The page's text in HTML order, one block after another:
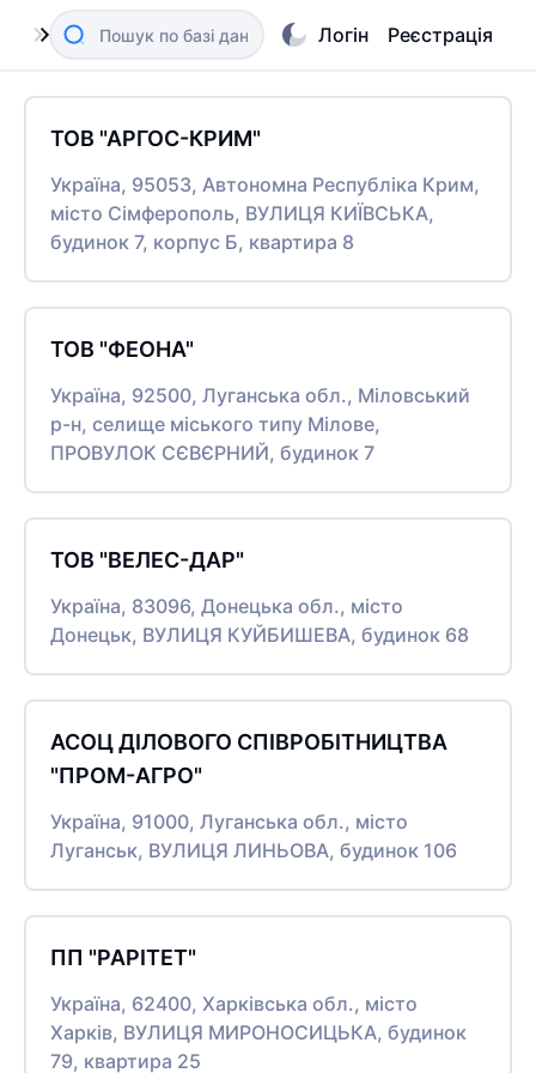
Логін Реєстрація
ТОВ "АРГОС-КРИМ"
Україна, 95053, Автономна Республіка Крим,
місто Сімферополь, ВУЛИЦЯ КИЇВСЬКА,
будинок 7, корпус Б, квартира 8
ТОВ "ФЕОНА"
Україна, 92500, Луганська обл., Міловський
р-н, селище міського типу Мілове,
ПРОВУЛОК СЄВЄРНИЙ, будинок 7
ТОВ "ВЕЛЕС-ДАР"
Україна, 83096, Донецька обл., місто
Донецьк, ВУЛИЦЯ КУЙБИШЕВА, будинок 68
АСОЦ ДІЛОВОГО СПІВРОБІТНИЦТВА
"ПРОМ-АГРО"
Україна, 91000, Луганська обл., місто
Луганськ, ВУЛИЦЯ ЛИНЬОВА, будинок 106
ПП "РАРІТЕТ"
Україна, 62400, Харківська обл., місто
Харків, ВУЛИЦЯ МИРОНОСИЦЬКА, будинок
79, квартира 25